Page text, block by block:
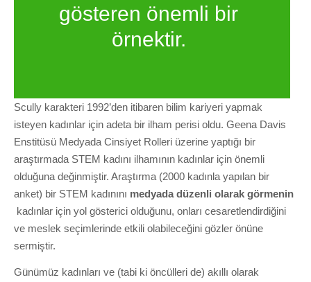
gösteren önemli bir
örnektir.
Scully karakteri 1992’den itibaren bilim kariyeri yapmak
isteyen kadınlar için adeta bir ilham perisi oldu. Geena Davis
Enstitüsü Medyada Cinsiyet Rolleri üzerine yaptığı bir
araştırmada STEM kadını ilhamının kadınlar için önemli
olduğuna değinmiştir. Araştırma (2000 kadınla yapılan bir
anket) bir STEM kadınını medyada düzenli olarak görmenin
kadınlar için yol gösterici olduğunu, onları cesaretlendirdiğini
ve meslek seçimlerinde etkili olabileceğini gözler önüne
sermiştir.
Günümüz kadınları ve (tabi ki öncülleri de) akıllı olarak